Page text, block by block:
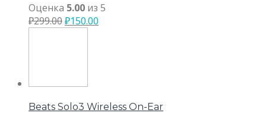
Оценка 5.00 из 5
₽299.00₽150.00
Beats Solo3 Wireless On-Ear